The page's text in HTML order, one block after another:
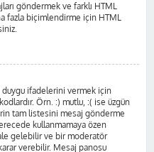
göndermek ve farklı HTML
fazla biçimlendirme için HTML
ifadelerini vermek için
Örn. :) mutlu, :( ise üzgün
tam listesini mesaj gönderme
kullanmamaya özen
gelebilir ve bir moderatör
verebilir. Mesaj panosu